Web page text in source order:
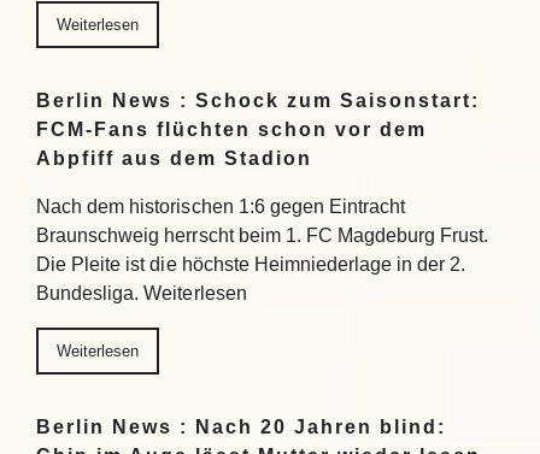
Weiterlesen
Berlin News : Schock zum Saisonstart:
FCM-Fans flüchten schon vor dem
Abpfiff aus dem Stadion
Nach dem historischen 1:6 gegen Eintracht
Braunschweig herrscht beim 1. FC Magdeburg Frust.
Die Pleite ist die höchste Heimniederlage in der 2.
Bundesliga. Weiterlesen
Weiterlesen
Berlin News : Nach 20 Jahren blind: